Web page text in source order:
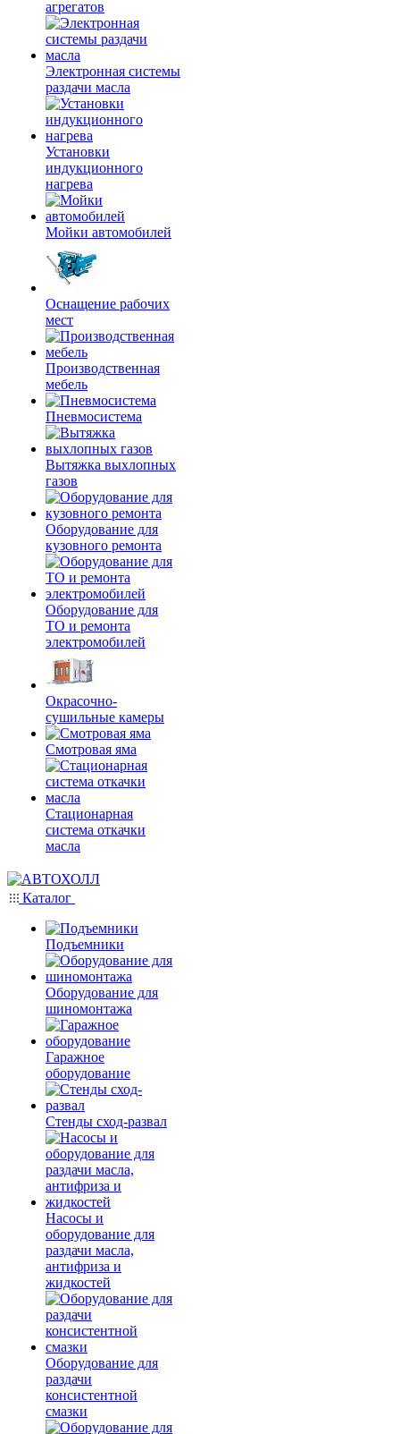
агрегатов
Электронная системы
раздачи масла
Установки
индукционного
нагрева
Мойки автомобилей
Оснащение рабочих
мест
Производственная
мебель
Пневмосистема
Вытяжка выхлопных
газов
Оборудование для
кузовного ремонта
Оборудование для
ТО и ремонта
электромобилей
Окрасочно-
сушильные камеры
Смотровая яма
Стационарная
система откачки
масла
Каталог
Подъемники
Оборудование для
шиномонтажа
Гаражное
оборудование
Стенды сход-развал
Насосы и
оборудование для
раздачи масла,
антифриза и
жидкостей
Оборудование для
раздачи
консистентной
смазки